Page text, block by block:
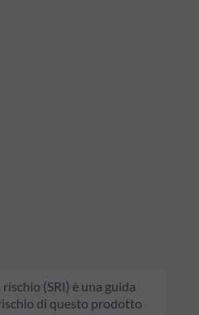
(SRI) è una guida
di questo prodotto